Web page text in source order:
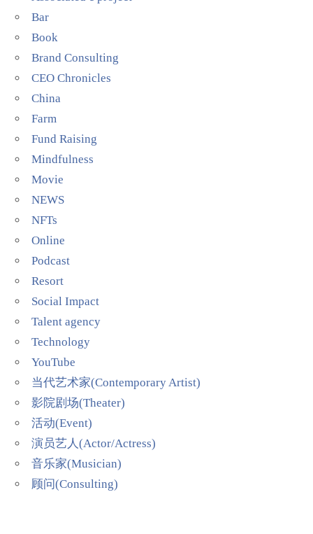
Bar
Book
Brand Consulting
CEO Chronicles
China
Farm
Fund Raising
Mindfulness
Movie
NEWS
NFTs
Online
Podcast
Resort
Social Impact
Talent agency
Technology
YouTube
当代艺术家(Contemporary Artist)
影院剧场(Theater)
活动(Event)
演员艺人(Actor/Actress)
音乐家(Musician)
顾问(Consulting)